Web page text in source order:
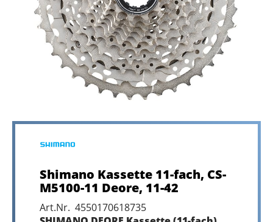
Shimano Kassette 11-fach, CS-
M5100-11 Deore, 11-42
Art.Nr. 4550170618735